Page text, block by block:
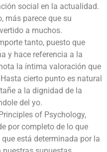
social en la actualidad.
más parece que su
a muchos.
tanto, puesto que
y hace referencia a la
la íntima valoración que
cierto punto es natural
a la dignidad de la
del yo.
of Psychology,
por completo de lo que
está determinada por la